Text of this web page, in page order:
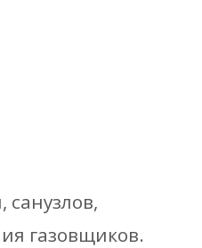
санузлов,
газовщиков.